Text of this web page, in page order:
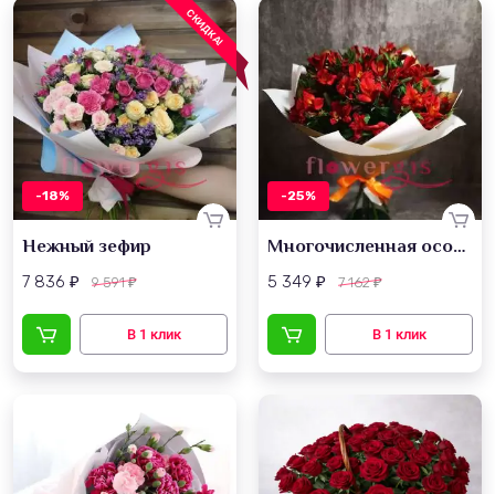
СКИДКА!
-18%
Нежный зефир
7 836 ₽ 9 591₽
-25%
Многочисленная особенность
5 349 ₽ 7 162₽